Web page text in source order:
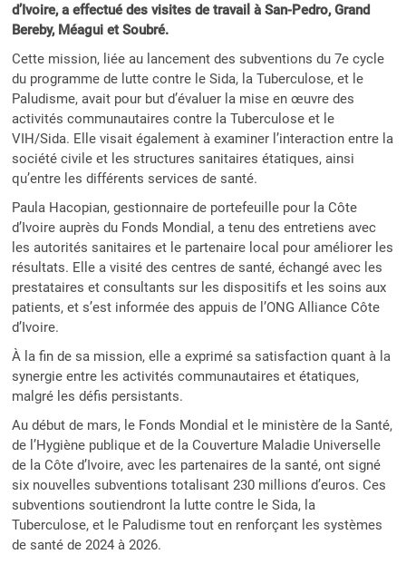
d’Ivoire, a effectué des visites de travail à San-Pedro, Grand
Bereby, Méagui et Soubré.
Cette mission, liée au lancement des subventions du 7e cycle
du programme de lutte contre le Sida, la Tuberculose, et le
Paludisme, avait pour but d’évaluer la mise en œuvre des
activités communautaires contre la Tuberculose et le
VIH/Sida. Elle visait également à examiner l’interaction entre la
société civile et les structures sanitaires étatiques, ainsi
qu’entre les différents services de santé.
Paula Hacopian, gestionnaire de portefeuille pour la Côte
d’Ivoire auprès du Fonds Mondial, a tenu des entretiens avec
les autorités sanitaires et le partenaire local pour améliorer les
résultats. Elle a visité des centres de santé, échangé avec les
prestataires et consultants sur les dispositifs et les soins aux
patients, et s’est informée des appuis de l’ONG Alliance Côte
d’Ivoire.
À la fin de sa mission, elle a exprimé sa satisfaction quant à la
synergie entre les activités communautaires et étatiques,
malgré les défis persistants.
Au début de mars, le Fonds Mondial et le ministère de la Santé,
de l’Hygiène publique et de la Couverture Maladie Universelle
de la Côte d’Ivoire, avec les partenaires de la santé, ont signé
six nouvelles subventions totalisant 230 millions d’euros. Ces
subventions soutiendront la lutte contre le Sida, la
Tuberculose, et le Paludisme tout en renforçant les systèmes
de santé de 2024 à 2026.